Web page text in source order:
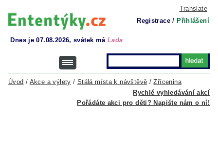
Translate
Registrace / Přihlášení
Dnes je 07.08.2026, svátek má Lada
Rychlé vyhledávání akcí
Úvod / Akce a výlety / Stálá místa k návštěvě /Zřícenina
Pořádáte akci pro děti? Napište nám o ní!